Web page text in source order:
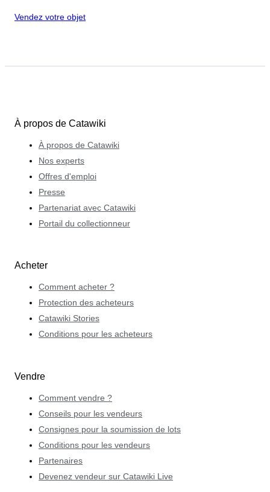
Vendez votre objet
À propos de Catawiki
À propos de Catawiki
Nos experts
Offres d'emploi
Presse
Partenariat avec Catawiki
Portail du collectionneur
Acheter
Comment acheter ?
Protection des acheteurs
Catawiki Stories
Conditions pour les acheteurs
Vendre
Comment vendre ?
Conseils pour les vendeurs
Consignes pour la soumission de lots
Conditions pour les vendeurs
Partenaires
Devenez vendeur sur Catawiki Live